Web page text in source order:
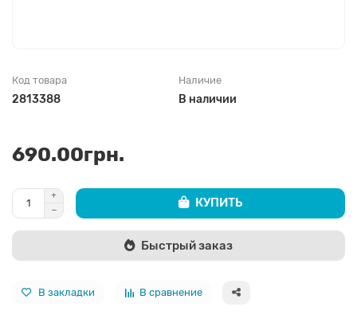
Код товара
2813388
Наличие
В наличии
690.00грн.
КУПИТЬ
Быстрый заказ
В закладки В сравнение